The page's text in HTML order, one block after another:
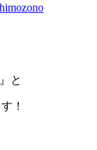
と
！